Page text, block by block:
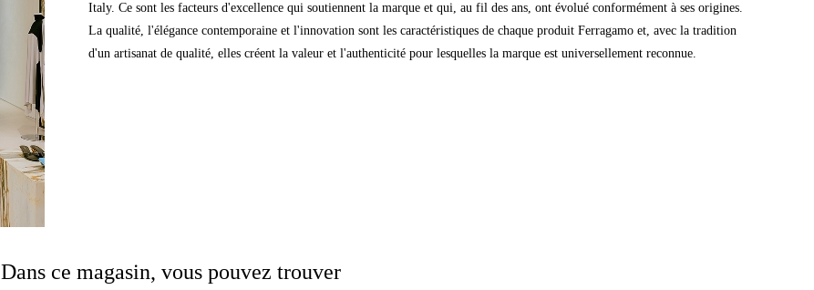
Italy. Ce sont les facteurs d'excellence qui soutiennent la marque et qui, au fil des ans, ont évolué conformément à ses origines.
La qualité, l'élégance contemporaine et l'innovation sont les caractéristiques de chaque produit Ferragamo et, avec la tradition
d'un artisanat de qualité, elles créent la valeur et l'authenticité pour lesquelles la marque est universellement reconnue.
Dans ce magasin, vous pouvez trouver